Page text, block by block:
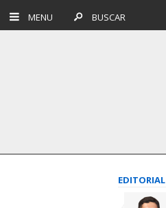
MENU BUSCAR
EDITORIAL